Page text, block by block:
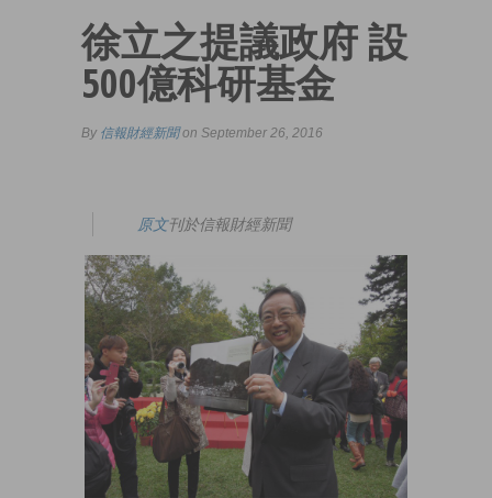
徐立之提議政府 設
500億科研基金
By 信報財經新聞on September 26, 2016
原文刊於信報財經新聞